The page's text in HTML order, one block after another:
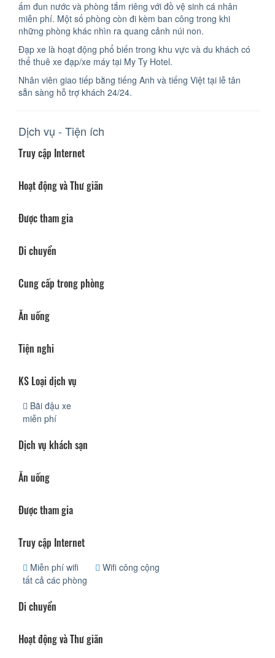
ấm đun nước và phòng tắm riêng với đồ vệ sinh cá nhân
miễn phí. Một số phòng còn đi kèm ban công trong khi
những phòng khác nhìn ra quang cảnh núi non.
Đạp xe là hoạt động phổ biến trong khu vực và du khách có
thể thuê xe đạp/xe máy tại My Ty Hotel.
Nhân viên giao tiếp bằng tiếng Anh và tiếng Việt tại lễ tân
sẵn sàng hỗ trợ khách 24/24.
Dịch vụ - Tiện ích
Truy cập Internet
Hoạt động và Thư giãn
Được tham gia
Di chuyển
Cung cấp trong phòng
Ăn uống
Tiện nghi
KS Loại dịch vụ
Bãi đậu xe
miễn phí
Dịch vụ khách sạn
Ăn uống
Được tham gia
Truy cập Internet
Miễn phí wifi
tất cả các phòng
Wifi công cộng
Di chuyển
Hoạt động và Thư giãn